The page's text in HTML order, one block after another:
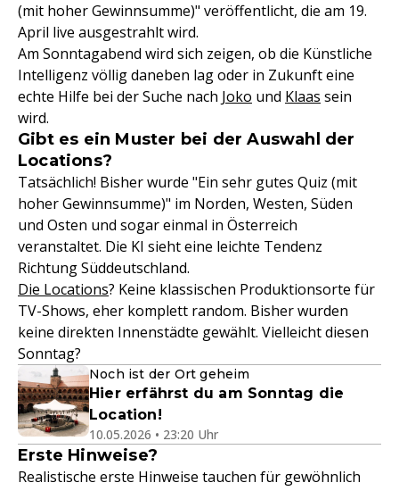
(mit hoher Gewinnsumme)" veröffentlicht, die am 19.
April live ausgestrahlt wird.
Am Sonntagabend wird sich zeigen, ob die Künstliche
Intelligenz völlig daneben lag oder in Zukunft eine
echte Hilfe bei der Suche nach Joko und Klaas sein
wird.
Gibt es ein Muster bei der Auswahl der
Locations?
Tatsächlich! Bisher wurde "Ein sehr gutes Quiz (mit
hoher Gewinnsumme)" im Norden, Westen, Süden
und Osten und sogar einmal in Österreich
veranstaltet. Die KI sieht eine leichte Tendenz
Richtung Süddeutschland.
Die Locations? Keine klassischen Produktionsorte für
TV-Shows, eher komplett random. Bisher wurden
keine direkten Innenstädte gewählt. Vielleicht diesen
Sonntag?
Noch ist der Ort geheim
Hier erfährst du am Sonntag die
Location!
10.05.2026 • 23:20 Uhr
Erste Hinweise?
Realistische erste Hinweise tauchen für gewöhnlich